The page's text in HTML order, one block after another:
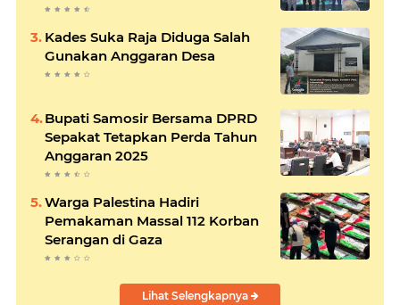
Kades Suka Raja Diduga Salah
Gunakan Anggaran Desa
Bupati Samosir Bersama DPRD
Sepakat Tetapkan Perda Tahun
Anggaran 2025
Warga Palestina Hadiri
Pemakaman Massal 112 Korban
Serangan di Gaza
Lihat Selengkapnya